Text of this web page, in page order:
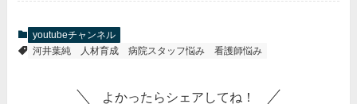
youtubeチャンネル
河井葉純
人材育成 病院スタッフ悩み 看護師悩み
よかったらシェアしてね！